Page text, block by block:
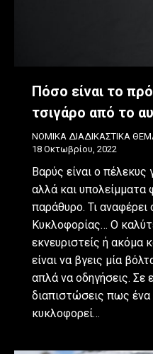
Πόσο είναι το
τσιγάρο από το
ΝΟΜΙΚΑ ΔΙΑΔΙΚΑΣΤΙΚΑ
18 Οκτωβρίου, 2022
Βαρύς είναι ο πέλεκυς
αλλά και υπολείμματα
παράθυρο. Τι
Κυκλοφορίας… Ο
εκνευριστείς ή ακόμα
είναι να βγεις μία
απλά να οδηγήσεις. Σε
διαπιστώσεις πως
κυκλοφορεί…